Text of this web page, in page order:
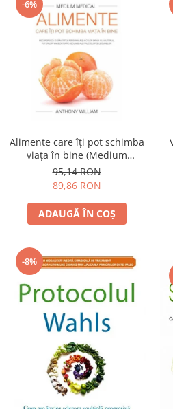
-6%
Alimente care îţi pot schimba
viaţa în bine (Medium
medical)
95,14 RON
89,86 RON
ADAUGĂ ÎN COȘ
-8%